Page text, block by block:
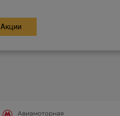
Акции
Авиамоторная